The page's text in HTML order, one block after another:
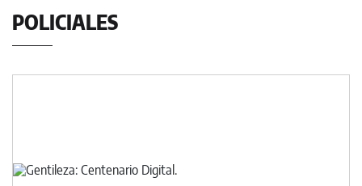
POLICIALES